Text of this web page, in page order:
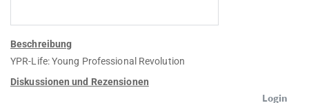
Beschreibung
YPR-Life: Young Professional Revolution
Diskussionen und Rezensionen
Login